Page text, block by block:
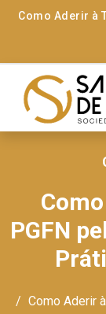
Como Aderir à
PGFN
Como Aderir